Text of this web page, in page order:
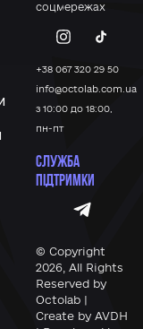
соцмережах
+38 067 320 29 50
info@octolab.com.ua
з 10:00 до 18:00,
пн-пт
СЛУЖБА
ПІДТРИМКИ
© Copyright
2026, All Rights
Reserved by
Octolab |
Create by AVDH